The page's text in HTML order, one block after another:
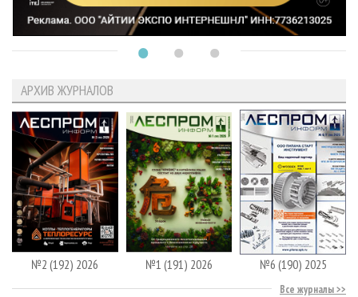
АРХИВ ЖУРНАЛОВ
№2 (192) 2026 №1 (191) 2026 №6 (190) 2025
Все журналы